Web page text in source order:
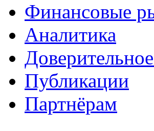
Финансовые
Аналитика
Публикации
Партнёрам